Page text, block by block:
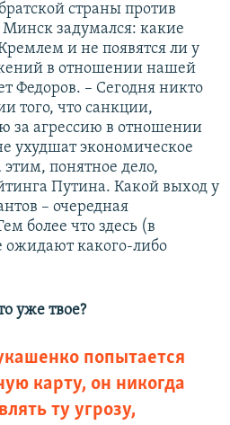
страны против
задумался: какие
и не появятся ли у
в отношении нашей
Федоров. – Сегодня никто
того, что санкции,
за агрессию в отношении
ухудшат экономическое
понятное дело,
Путина. Какой выход у
– очередная
более что здесь (в
ожидают какого-либо
уже твое?
попытается
карту, он никогда
ту угрозу,